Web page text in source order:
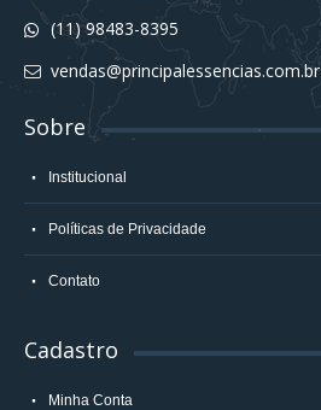
(11) 98483-8395
vendas@principalessencias.com.br
Sobre
Institucional
Políticas de Privacidade
Contato
Cadastro
Minha Conta